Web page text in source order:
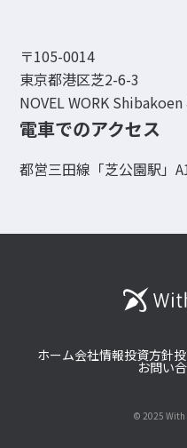
〒105-0014
東京都港区芝2-6-3
NOVEL WORK Shibakoen
電車でのアクセス
都営三田線「芝公園駅」
ホーム会社情報投資方針
お問い
© 2025 With